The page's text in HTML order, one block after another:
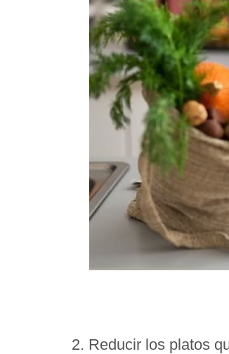
2. Reducir los platos